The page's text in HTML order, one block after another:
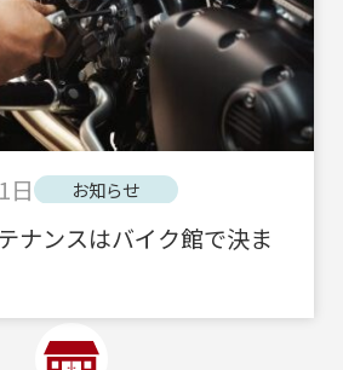
日 お知らせ
ナンスはバイク館で決ま